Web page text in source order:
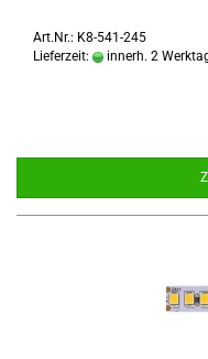
Art.Nr.: K8-541-245
Lieferzeit:
innerh. 2